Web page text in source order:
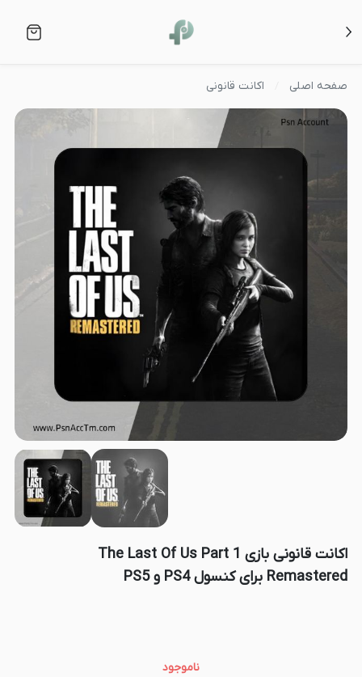
صفحه اصلی اکانت قانونی
اکانت قانونی بازی The Last Of Us Part 1
Remastered برای کنسول PS4 و PS5
ناموجود